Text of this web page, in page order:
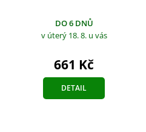
DO 6 DNŮ
v úterý 18. 8. u vás
661 Kč
DETAIL